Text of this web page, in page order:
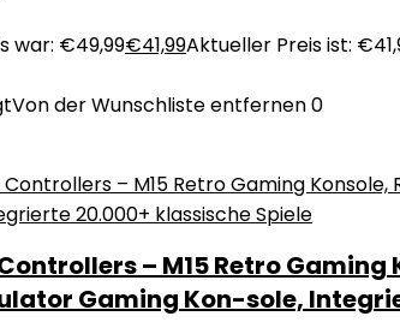
war: €49,99€41,99Aktueller Preis ist:
Von der Wunschliste entfernen0
– M15 Retro
Gaming Kon-sole,